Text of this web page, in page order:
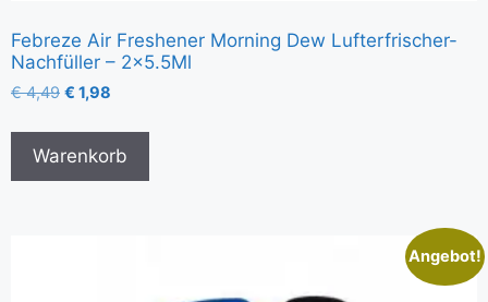
Febreze Air Freshener Morning Dew Lufterfrischer-
Nachfüller – 2×5.5Ml
€4,49 € 1,98
Warenkorb
Angebot!